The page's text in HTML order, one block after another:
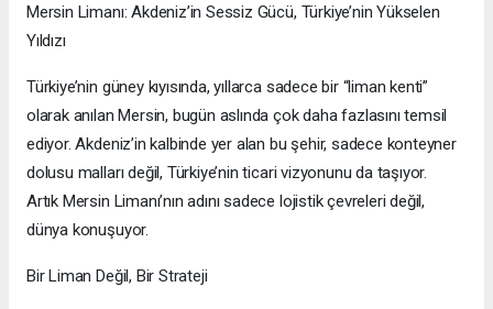
Mersin Limanı: Akdeniz’in Sessiz Gücü, Türkiye’nin Yükselen
Yıldızı
Türkiye’nin güney kıyısında, yıllarca sadece bir “liman kenti”
olarak anılan Mersin, bugün aslında çok daha fazlasını temsil
ediyor. Akdeniz’in kalbinde yer alan bu şehir, sadece konteyner
dolusu malları değil, Türkiye’nin ticari vizyonunu da taşıyor.
Artık Mersin Limanı’nın adını sadece lojistik çevreleri değil,
dünya konuşuyor.
Bir Liman Değil, Bir Strateji